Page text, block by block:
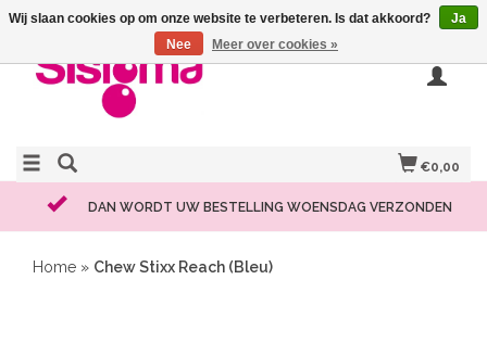
€0,00
DAN WORDT UW BESTELLING WOENSDAG VERZONDEN
Home » Chew Stixx Reach (Bleu)
Wij slaan cookies op om onze website te verbeteren. Is dat akkoord?
Ja
Nee
Meer over cookies »